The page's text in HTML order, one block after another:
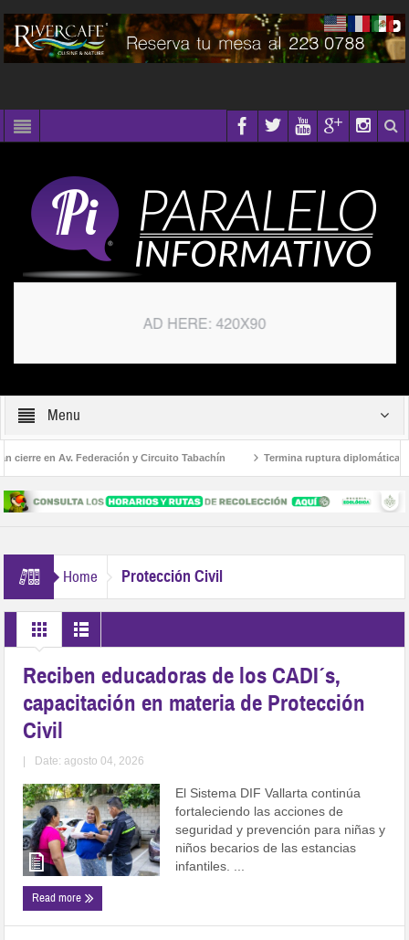
Menu
en Av. Federación y Circuito Tabachín Termina ruptura diplomática
Ruiz
Home Protección Civil
Reciben educadoras de los CADI´s,
capacitación en materia de Protección
Civil
Date: agosto 04, 2026
El Sistema DIF Vallarta continúa
fortaleciendo las acciones de
seguridad y prevención para niñas y
niños becarios de las estancias
infantiles. ...
Read more